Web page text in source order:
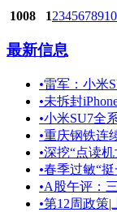
1008 12345678910
最新信息
•雷军：小米
•未拆封
•小米SU7全
•重庆钢铁连
•深挖“点读
•春季过敏“
•A股午评：
•第12周政策|